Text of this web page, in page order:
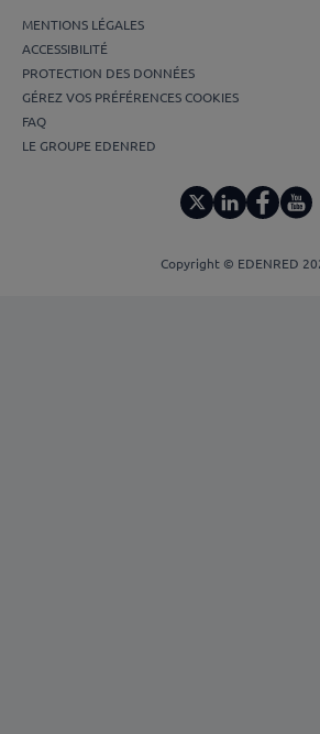
MENTIONS LÉGALES
ACCESSIBILITÉ
PROTECTION DES DONNÉES
GÉREZ VOS PRÉFÉRENCES COOKIES
FAQ
LE GROUPE EDENRED
Copyright © EDENRED